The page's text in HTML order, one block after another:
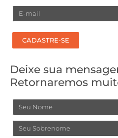
Email
CADASTRE-SE
Deixe sua
Retornaremos
Nome
Sobrenome